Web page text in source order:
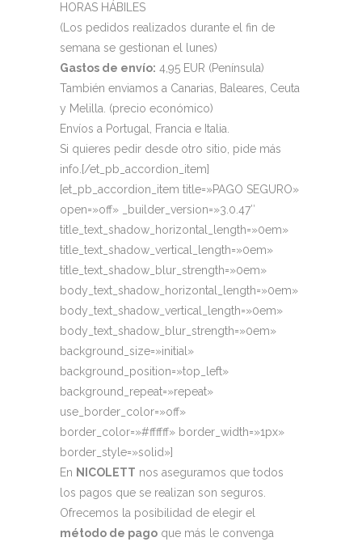
HORAS HÁBILES
(Los pedidos realizados durante el fin de
semana se gestionan el lunes)
Gastos de envío: 4,95 EUR (Península)
También enviamos a Canarias, Baleares, Ceuta
y Melilla. (precio económico)
Envíos a Portugal, Francia e Italia.
Si quieres pedir desde otro sitio, pide más
info.[/et_pb_accordion_item]
[et_pb_accordion_item title=»PAGO SEGURO»
open=»off» _builder_version=»3.0.47″
title_text_shadow_horizontal_length=»0em»
title_text_shadow_vertical_length=»0em»
title_text_shadow_blur_strength=»0em»
body_text_shadow_horizontal_length=»0em»
body_text_shadow_vertical_length=»0em»
body_text_shadow_blur_strength=»0em»
background_size=»initial»
background_position=»top_left»
background_repeat=»repeat»
use_border_color=»off»
border_color=»#ffffff» border_width=»1px»
border_style=»solid»]
En NICOLETT nos aseguramos que todos
los pagos que se realizan son seguros.
Ofrecemos la posibilidad de elegir el
método de pago que más le convenga